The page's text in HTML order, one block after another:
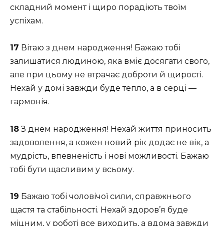
складний момент і щиро порадіють твоїм
успіхам.
17 Вітаю з днем народження! Бажаю тобі
залишатися людиною, яка вміє досягати свого,
але при цьому не втрачає доброти й щирості.
Нехай у домі завжди буде тепло, а в серці —
гармонія.
18З днем народження! Нехай життя приносить
задоволення, а кожен новий рік додає не вік, а
мудрість, впевненість і нові можливості. Бажаю
тобі бути щасливим у всьому.
19 Бажаю тобі чоловічої сили, справжнього
щастя та стабільності. Нехай здоров’я буде
міцним, у роботі все виходить, а вдома завжди